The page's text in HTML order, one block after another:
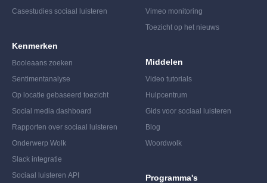
Casestudies sociaal luisteren
Kenmerken
Booleaans zoeken
Sentimentanalyse
Op locatie gebaseerd toezicht
Social media dashboard
Rapporten over sociaal luisteren
Onderwerp Wolk
Slack integratie
Sociaal luisteren API
Vimeo monitoring
Toezicht op het nieuws
Middelen
Video tutorials
Hulpcentrum
Gids voor sociaal luisteren
Blog
Woordwolk
Programma's